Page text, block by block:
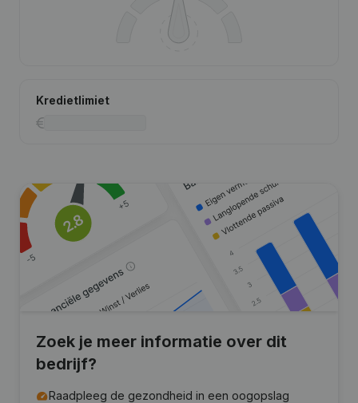
Kredietlimiet
Zoek je meer informatie over dit
bedrijf?
Raadpleeg de gezondheid in een oogopslag